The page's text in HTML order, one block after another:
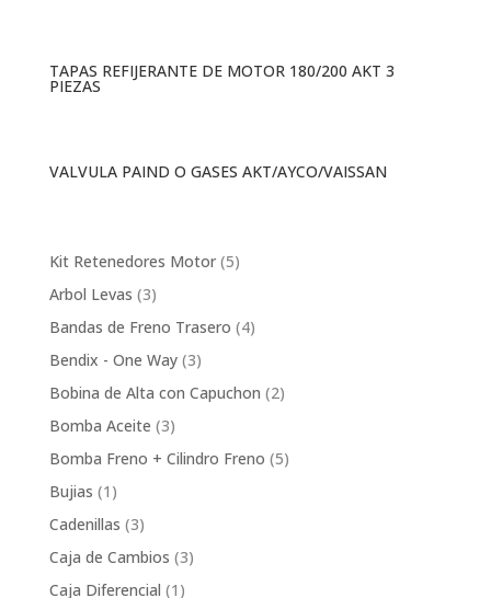
TAPAS REFIJERANTE DE MOTOR 180/200 AKT 3
PIEZAS
VALVULA PAIND O GASES AKT/AYCO/VAISSAN
Kit Retenedores Motor 55
Arbol Levas 33
products
Bandas de Freno Trasero 44
Bendix - One Way 33
products
Bobina de Alta con Capuchon 22
Bomba Aceite 33
products
Bomba Freno + Cilindro Freno 55
Bujias 1 1
product
Cadenillas 33
products
Caja de Cambios 33
Caja Diferencial 1 1